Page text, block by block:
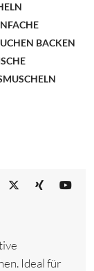
BACKEN
Ideal für